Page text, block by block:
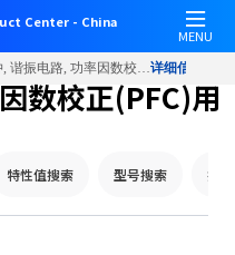
Center - China
MENU
缓冲, 谐振电路, 功率因数校正(PFC)用电容器详细信息
数校正(PFC)用
特性值搜索 型号搜索 技